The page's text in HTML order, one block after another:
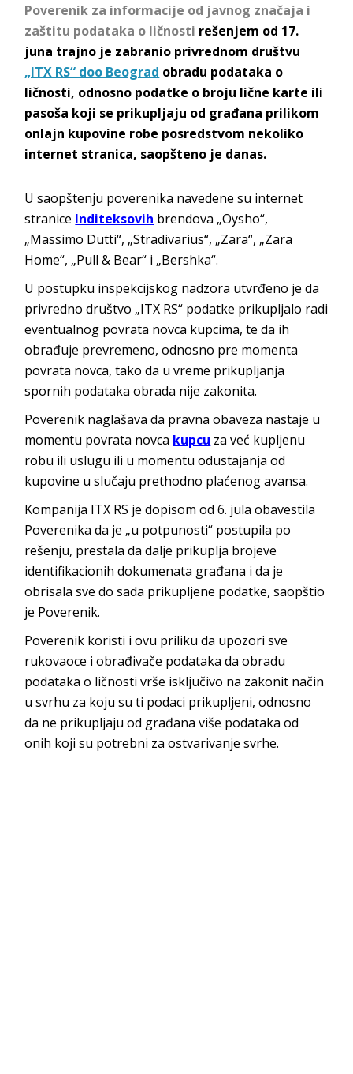
Poverenik za informacije od javnog značaja i
zaštitu podataka o ličnosti rešenjem od 17.
juna trajno je zabranio privrednom društvu
„ITX RS“ doo Beograd obradu podataka o
ličnosti, odnosno podatke o broju lične karte ili
pasoša koji se prikupljaju od građana prilikom
onlajn kupovine robe posredstvom nekoliko
internet stranica, saopšteno je danas.
U saopštenju poverenika navedene su internet
stranice Inditeksovih brendova „Oysho“,
„Massimo Dutti“, „Stradivarius“, „Zara“, „Zara
Home“, „Pull & Bear“ i „Bershka“.
U postupku inspekcijskog nadzora utvrđeno je da
privredno društvo „ITX RS“ podatke prikupljalo radi
eventualnog povrata novca kupcima, te da ih
obrađuje prevremeno, odnosno pre momenta
povrata novca, tako da u vreme prikupljanja
spornih podataka obrada nije zakonita.
Poverenik naglašava da pravna obaveza nastaje u
momentu povrata novca kupcu za već kupljenu
robu ili uslugu ili u momentu odustajanja od
kupovine u slučaju prethodno plaćenog avansa.
Kompanija ITX RS je dopisom od 6. jula obavestila
Poverenika da je „u potpunosti“ postupila po
rešenju, prestala da dalje prikuplja brojeve
identifikacionih dokumenata građana i da je
obrisala sve do sada prikupljene podatke, saopštio
je Poverenik.
Poverenik koristi i ovu priliku da upozori sve
rukovaoce i obrađivače podataka da obradu
podataka o ličnosti vrše isključivo na zakonit način
u svrhu za koju su ti podaci prikupljeni, odnosno
da ne prikupljaju od građana više podataka od
onih koji su potrebni za ostvarivanje svrhe.